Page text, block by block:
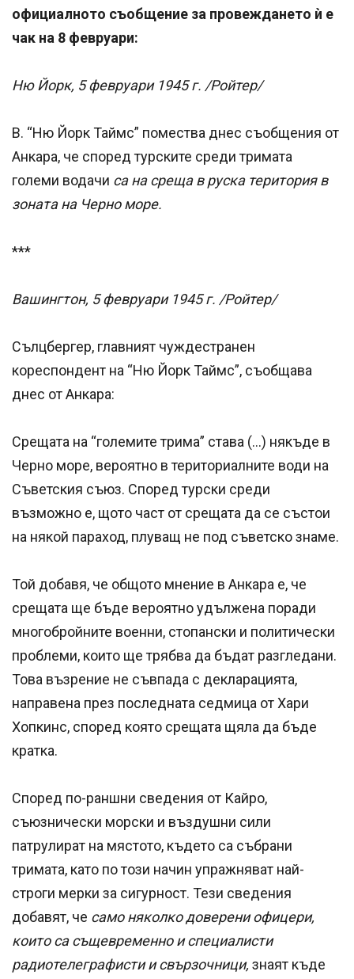
официалното съобщение за провеждането ѝ е
чак на 8 февруари:
Ню Йорк, 5 февруари 1945 г. /Ройтер/
В. “Ню Йорк Таймс” помества днес съобщения от
Анкара, че според турските среди тримата
големи водачи са на среща в руска територия в
зоната на Черно море.
***
Вашингтон, 5 февруари 1945 г. /Ройтер/
Сълцбергер, главният чуждестранен
кореспондент на “Ню Йорк Таймс”, съобщава
днес от Анкара:
Срещата на “големите трима” става (…) някъде в
Черно море, вероятно в териториалните води на
Съветския съюз. Според турски среди
възможно е, щото част от срещата да се състои
на някой параход, плуващ не под съветско знаме.
Той добавя, че общото мнение в Анкара е, че
срещата ще бъде вероятно удължена поради
многобройните военни, стопански и политически
проблеми, които ще трябва да бъдат разгледани.
Това възрение не съвпада с декларацията,
направена през последната седмица от Хари
Хопкинс, според която срещата щяла да бъде
кратка.
Според по-раншни сведения от Кайро,
съюзнически морски и въздушни сили
патрулират на мястото, където са събрани
тримата, като по този начин упражняват най-
строги мерки за сигурност. Тези сведения
добавят, че само няколко доверени офицери,
които са същевременно и специалисти
радиотелеграфисти и свързочници, знаят къде